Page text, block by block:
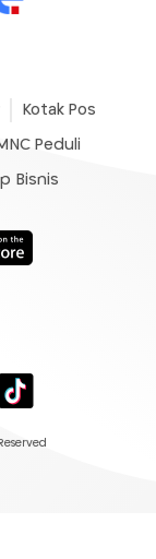
Kotak Pos
Peduli
Bisnis